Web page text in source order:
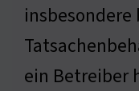
insbesondere
ein Betreiber